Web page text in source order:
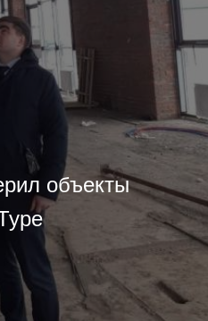
объекты